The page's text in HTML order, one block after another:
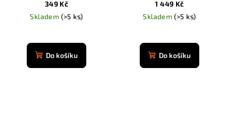
349 Kč
Skladem (>5 ks)
hodnocení
produktu
Do košíku
1 449 Kč
Skladem (>5 ks)
hodnocení
produktu
Do košíku